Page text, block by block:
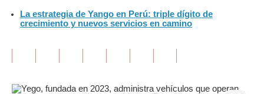
Inmobiliarias
Opinión
Editorial
La estrategia de Yango en Perú: triple dígito de
crecimiento y nuevos servicios en camino